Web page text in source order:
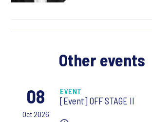
Other events
08
Oct 2026
EVENT
[Event] OFF STAGE II